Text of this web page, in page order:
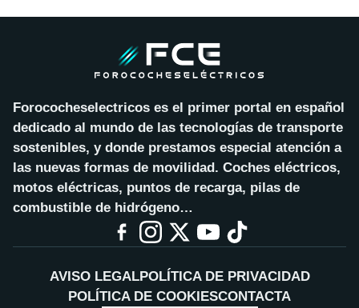
Forococheselectricos es el primer portal en español
dedicado al mundo de las tecnologías de transporte
sostenibles, y donde prestamos especial atención a
las nuevas formas de movilidad. Coches eléctricos,
motos eléctricas, puntos de recarga, pilas de
combustible de hidrógeno…
AVISO LEGALPOLÍTICA DE PRIVACIDAD
POLÍTICA DE COOKIESCONTACTA